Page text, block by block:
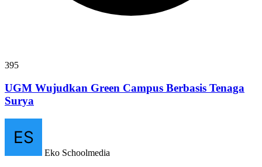
395
UGM Wujudkan Green Campus Berbasis Tenaga
Surya
Eko Schoolmedia